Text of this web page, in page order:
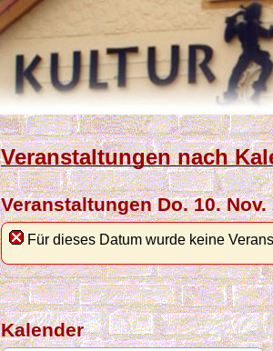
Veranstaltungen nach
Veranstaltungen Do. 10. Nov.
Für dieses Datum wurde keine
Kalender